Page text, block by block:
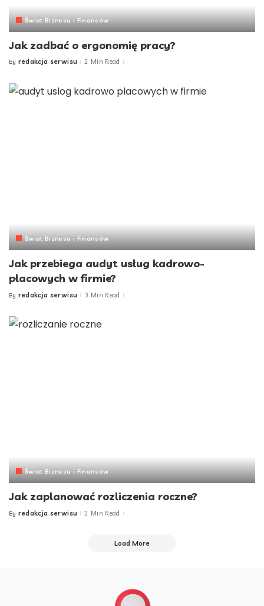
Świat Biznesu i Finansów
Jak zadbać o ergonomię pracy?
Posted
By redakcja serwisu 2 Min Read
Świat Biznesu i Finansów
Jak przebiega audyt usług kadrowo-
płacowych w firmie?
Posted
By redakcja serwisu 3 Min Read
Świat Biznesu i Finansów
Jak zaplanować rozliczenia roczne?
Posted
By redakcja serwisu 2 Min Read
Load More